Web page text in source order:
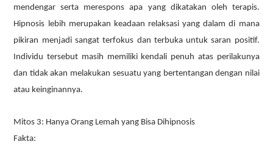
mendengar serta merespons apa yang dikatakan oleh terapis.
Hipnosis lebih merupakan keadaan relaksasi yang dalam di mana
pikiran menjadi sangat terfokus dan terbuka untuk saran positif.
Individu tersebut masih memiliki kendali penuh atas perilakunya
dan tidak akan melakukan sesuatu yang bertentangan dengan nilai
atau keinginannya.
Mitos 3: Hanya Orang Lemah yang Bisa Dihipnosis
Fakta: